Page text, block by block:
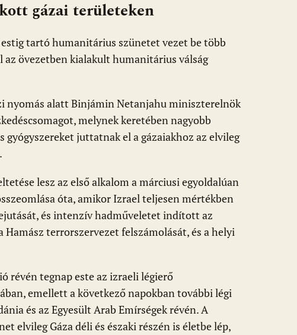
gázai területeken
tartó humanitárius szünetet vezet be több
övezetben kialakult humanitárius válság
nyomás alatt Binjámin Netanjahu miniszterelnök
melynek keretében nagyobb
juttatnak el a gázaiakhoz az elvileg
lesz az első alkalom a márciusi egyoldalúan
óta, amikor Izrael teljesen mértékben
és intenzív hadműveletet indított az
Hamász terrorszervezet felszámolását, és a helyi
tegnap este az izraeli légierő
emellett a következő napokban további légi
és az Egyesült Arab Emírségek révén. A
elvileg Gáza déli és északi részén is életbe lép,